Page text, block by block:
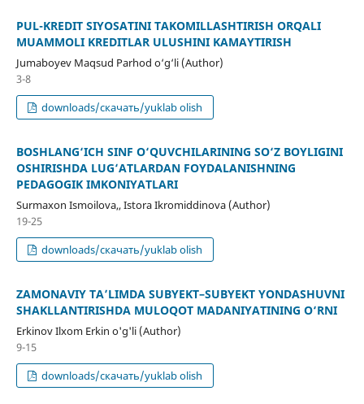
PUL-KREDIT SIYOSATINI TAKOMILLASHTIRISH ORQALI
MUAMMOLI KREDITLAR ULUSHINI KAMAYTIRISH
Jumaboyev Maqsud Parhod o‘g‘li (Author)
3-8
downloads/скачать/yuklab olish
BOSHLANG‘ICH SINF O‘QUVCHILARINING SO‘Z BOYLIGINI
OSHIRISHDA LUG‘ATLARDAN FOYDALANISHNING
PEDAGOGIK IMKONIYATLARI
Surmaxon Ismoilova,, Istora Ikromiddinova (Author)
19-25
downloads/скачать/yuklab olish
ZAMONAVIY TA’LIMDA SUBYEKT–SUBYEKT YONDASHUVNI
SHAKLLANTIRISHDA MULOQOT MADANIYATINING O‘RNI
Erkinov Ilxom Erkin o'g'li (Author)
9-15
downloads/скачать/yuklab olish